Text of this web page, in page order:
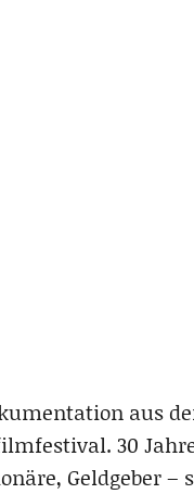
aus
30
Geldgeber –